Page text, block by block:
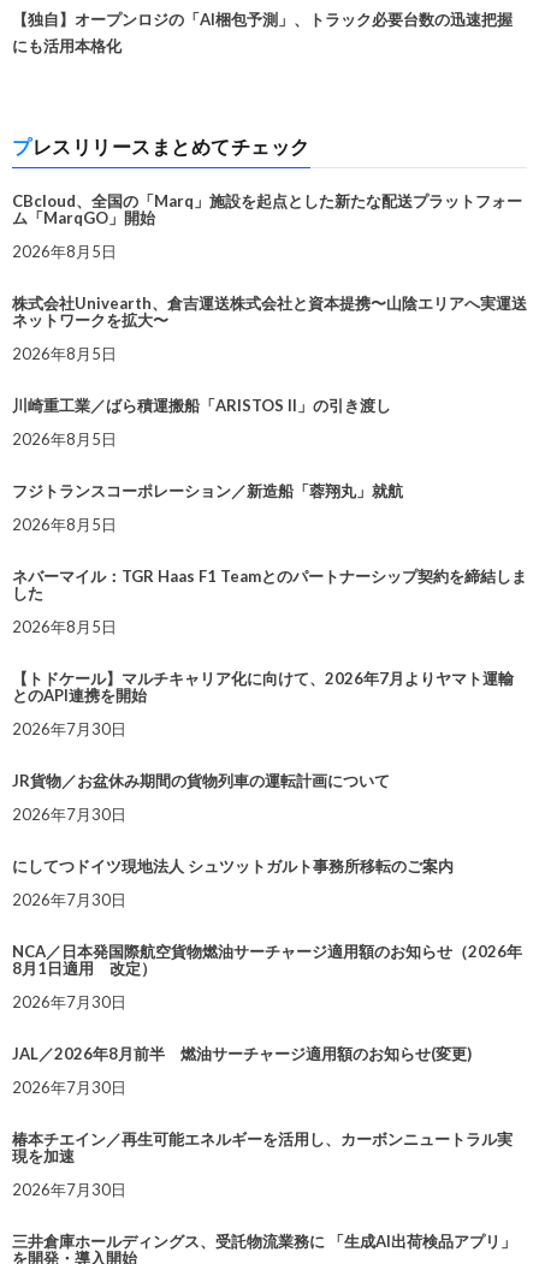
【独自】オープンロジの「AI梱包予測」、トラック必要台数の迅速把握
にも活用本格化
プレスリリースまとめてチェック
CBcloud、全国の「Marq」施設を起点とした新たな配送プラットフォー
ム「MarqGO」開始
2026年8月5日
株式会社Univearth、倉吉運送株式会社と資本提携〜山陰エリアへ実運送
ネットワークを拡大〜
2026年8月5日
川崎重工業／ばら積運搬船「ARISTOS II」の引き渡し
2026年8月5日
フジトランスコーポレーション／新造船「蓉翔丸」就航
2026年8月5日
ネバーマイル：TGR Haas F1 Teamとのパートナーシップ契約を締結しま
した
2026年8月5日
【トドケール】マルチキャリア化に向けて、2026年7月よりヤマト運輸
とのAPI連携を開始
2026年7月30日
JR貨物／お盆休み期間の貨物列車の運転計画について
2026年7月30日
にしてつドイツ現地法人 シュツットガルト事務所移転のご案内
2026年7月30日
NCA／日本発国際航空貨物燃油サーチャージ適用額のお知らせ（2026年
8月1日適用 改定）
2026年7月30日
JAL／2026年8月前半 燃油サーチャージ適用額のお知らせ(変更)
2026年7月30日
椿本チエイン／再生可能エネルギーを活用し、カーボンニュートラル実
現を加速
2026年7月30日
三井倉庫ホールディングス、受託物流業務に 「生成AI出荷検品アプリ」
を開発・導入開始